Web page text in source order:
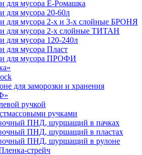
для мусора Ё-Ромашка
для мусора 20-60л
для мусора 2-х и 3-х слойные БРОНЯ
для мусора 2-х слойные ТИТАН
для мусора 120-240л
для мусора Пласт
для мусора ПРОФИ
для заморозки и хранения
ручкой
ручками
ПНД, шуршащий в пачках
ПНД, шуршащий в пластах
ПНД, шуршащий в рулоне
стрейч